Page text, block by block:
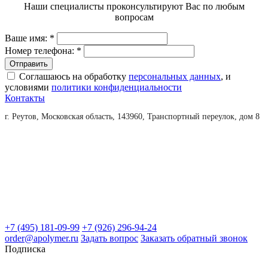
Наши специалисты проконсультируют Вас по любым
вопросам
Ваше имя: *
Номер телефона: *
Соглашаюсь на обработку персональных данных, и
условиями политики конфиденциальности
Контакты
г. Реутов, Московская область, 143960, Транспортный переулок, дом 8
+7 (495) 181-09-99 +7 (926) 296-94-24
order@apolymer.ru Задать вопрос Заказать обратный звонок
Подписка